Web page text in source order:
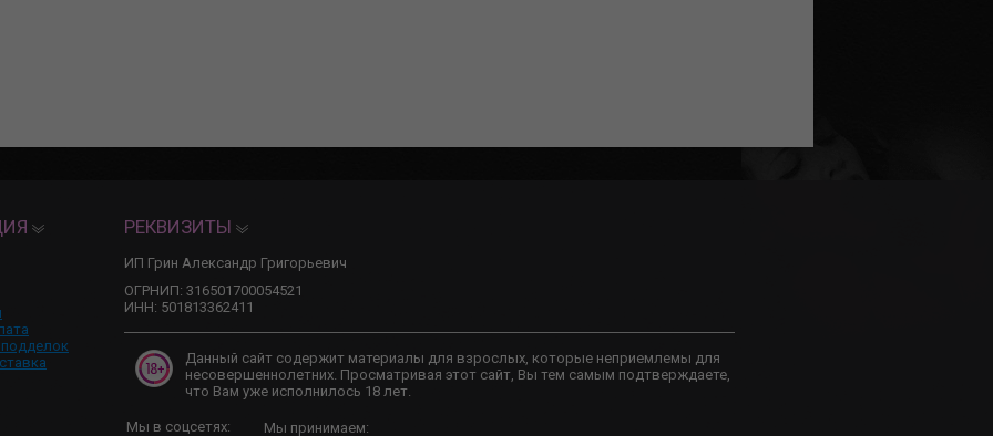
подделок
РЕКВИЗИТЫ
ИП Грин Александр Григорьевич
ОГРНИП: 316501700054521
ИНН: 501813362411
Данный сайт содержит материалы для взрослых, которые неприемлемы для
несовершеннолетних. Просматривая этот сайт, Вы тем самым подтверждаете,
что Вам уже исполнилось 18 лет.
Мы в соцсетях: Мы принимаем: